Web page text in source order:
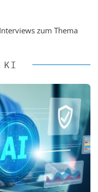
zum Thema
KI